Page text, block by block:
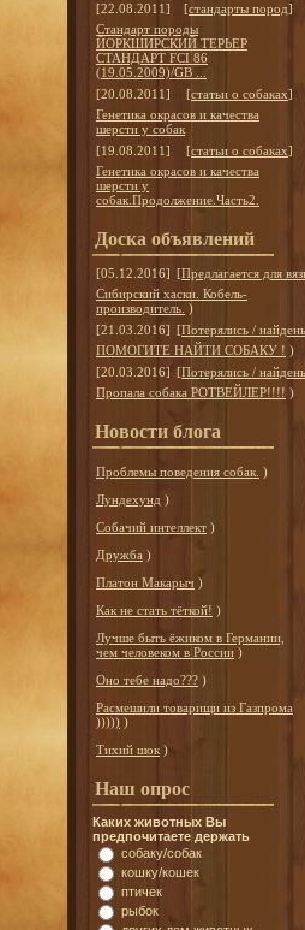
[22.08.2011]
[стандарты пород]
Стандарт породы
ЙОРКШИРСКИЙ ТЕРЬЕР
СТАНДАРТ FCI 86
(19.05.2009)/GB ...
[20.08.2011]
[статьи о собаках]
Генетика окрасов и качества
шерсти у собак
[19.08.2011]
[статьи о собаках]
Генетика окрасов и качества
шерсти у
собак.Продолжение.Часть2.
Доска объявлений
[05.12.2016] [Предлагается для
Сибирский хаски. Кобель-
производитель. )
[21.03.2016] [Потерялись /
ПОМОГИТЕ НАЙТИ СОБАКУ ! )
[20.03.2016] [Потерялись /
Пропала собака РОТВЕЙЛЕР!!!! )
Новости блога
Проблемы поведения собак. )
Лундехунд )
Собачий интеллект )
Дружба )
Платон Макарыч )
Как не стать тёткой! )
Лучше быть ёжиком в Германии,
чем человеком в России )
Оно тебе надо??? )
Расмешили товарищи из Газпрома
))))) )
Тихий шок )
Наш опрос
Каких животных Вы
предпочитаете держать
собаку/собак
кошку/кошек
птичек
рыбок